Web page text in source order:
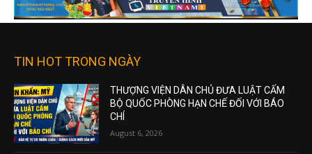
TIN HOT TRONG NGÀY
THƯỢNG VIỆN DÂN CHỦ ĐƯA LUẬT CẤM
BỘ QUỐC PHÒNG HẠN CHẾ ĐỐI VỚI BÁO
CHÍ
August 6, 2026